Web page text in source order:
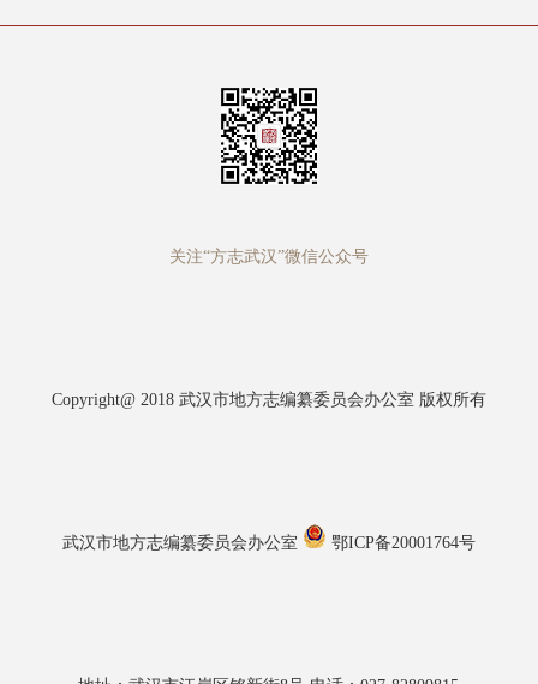
关注“方志武汉”微信公众号
Copyright@ 2018 武汉市地方志编纂委员会办公室 版权所有
武汉市地方志编纂委员会办公室 鄂ICP备20001764号